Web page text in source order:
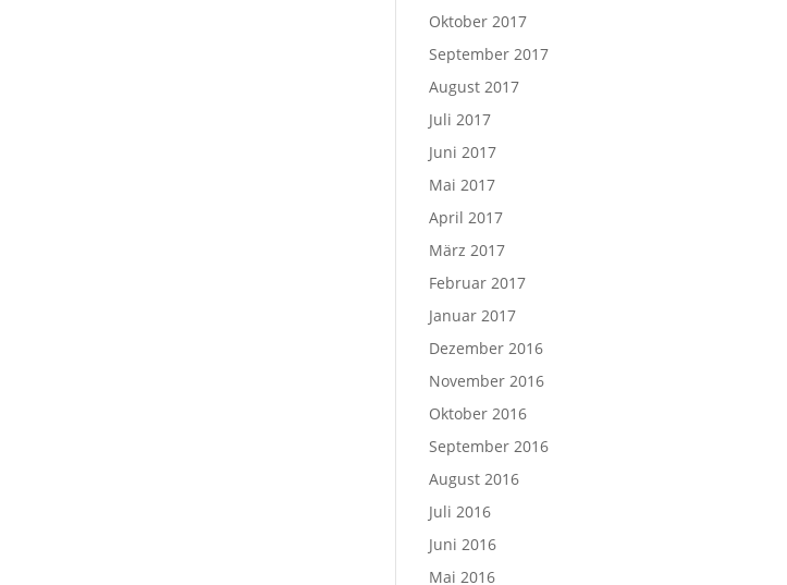
Oktober 2017
September 2017
August 2017
Juli 2017
Juni 2017
Mai 2017
April 2017
März 2017
Februar 2017
Januar 2017
Dezember 2016
November 2016
Oktober 2016
September 2016
August 2016
Juli 2016
Juni 2016
Mai 2016